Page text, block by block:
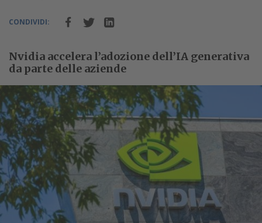
CONDIVIDI:
Nvidia accelera l’adozione dell’IA generativa
da parte delle aziende